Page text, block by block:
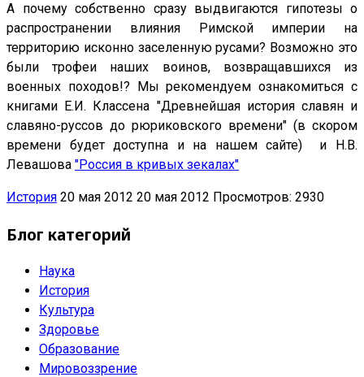
А почему собственно сразу выдвигаются гипотезы о
распространении влияния Римской империи на
территорию исконно заселенную русами? Возможно это
были трофеи наших воинов, возвращавшихся из
военных походов!? Мы рекомендуем ознакомиться с
книгами Е.И. Классена "Древнейшая история славян и
славяно-руссов до рюриковского времени" (в скором
времени будет доступна и на нашем сайте) и Н.В.
Левашова "Россия в кривых зекалах"
История 20 мая 2012 20 мая 2012 Просмотров: 2930
Блог категорий
Наука
История
Культура
Здоровье
Образование
Мировоззрение